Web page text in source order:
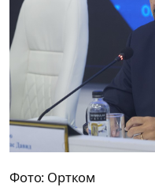
Фото: Ортком